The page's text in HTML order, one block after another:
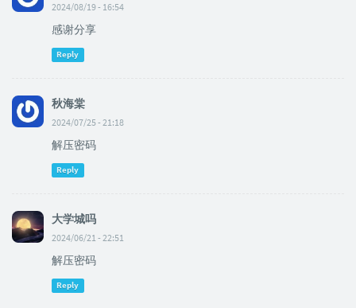
2024/08/19 - 16:54
感谢分享
Reply
秋海棠
2024/07/25 - 21:18
解压密码
Reply
大学城吗
2024/06/21 - 22:51
解压密码
Reply